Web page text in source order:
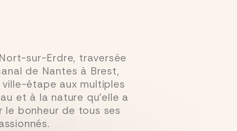
sur-Erdre, traversée
de Nantes à Brest,
étape aux multiples
et à la nature qu’elle a
le bonheur de tous ses